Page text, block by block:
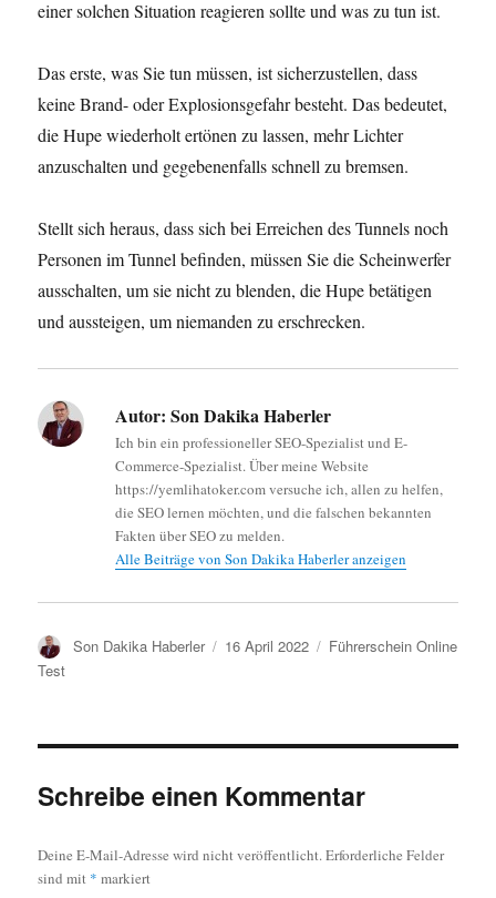
einer solchen Situation reagieren sollte und was zu tun ist.
Das erste, was Sie tun müssen, ist sicherzustellen, dass
keine Brand- oder Explosionsgefahr besteht. Das bedeutet,
die Hupe wiederholt ertönen zu lassen, mehr Lichter
anzuschalten und gegebenenfalls schnell zu bremsen.
Stellt sich heraus, dass sich bei Erreichen des Tunnels noch
Personen im Tunnel befinden, müssen Sie die Scheinwerfer
ausschalten, um sie nicht zu blenden, die Hupe betätigen
und aussteigen, um niemanden zu erschrecken.
Autor: Son Dakika Haberler
Ich bin ein professioneller SEO-Spezialist und E-
Commerce-Spezialist. Über meine Website
https://yemlihatoker.com versuche ich, allen zu helfen,
die SEO lernen möchten, und die falschen bekannten
Fakten über SEO zu melden.
Alle Beiträge von Son Dakika Haberler anzeigen
ASon Dakika Haberler
V
e
n
l
16 April 2022
K
i
n
Führerschein Online
Test
Schreibe einen Kommentar
Deine E-Mail-Adresse wird nicht veröffentlicht.Erforderliche Felder
sind mit * markiert